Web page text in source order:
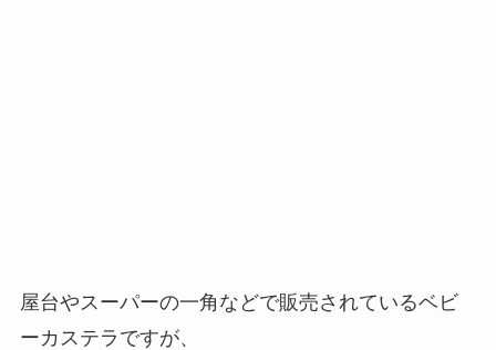
屋台やスーパーの一角などで販売されているベビ
ーカステラですが、